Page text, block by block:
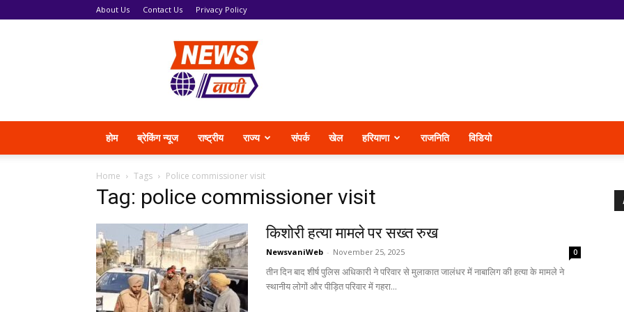
About Us Contact Us Privacy Policy
News
Vani
होम ब्रेकिंग न्यूज राष्ट्रीय राज्य संपर्क खेल हरियाणा राजनिति विडियो
Home Tags Police commissioner visit
Tag: police commissioner visit
किशोरी हत्या मामले पर सख्त रुख
NewsvaniWeb - November 25, 2025 0
तीन दिन बाद शीर्ष पुलिस अधिकारी ने परिवार से मुलाकात जालंधर में नाबालिग की हत्या के मामले ने
स्थानीय लोगों और पीड़ित परिवार में गहरा...